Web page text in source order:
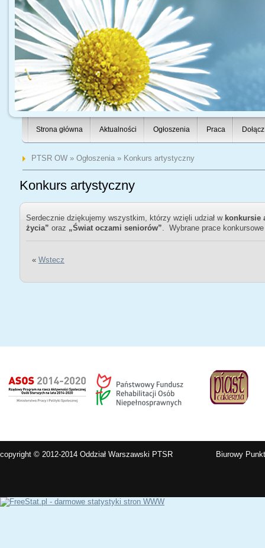
Strona główna Aktualności Ogłoszenia Praca
PTSR OW» Ogłoszenia» Konkurs artystyczny
Konkurs artystyczny
Serdecznie dziękujemy wszystkim, którzy wzięli udział w konkursie
życia” oraz „Świat oczami seniorów”. Wybrane prace
« Wstecz
copyright © 2012-2014 Oddział Warszawski PTSR Biurowy